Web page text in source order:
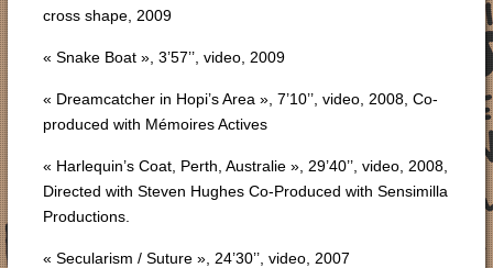
cross shape, 2009
« Snake Boat », 3’57’’, video, 2009
« Dreamcatcher in Hopi’s Area », 7’10’’, video, 2008, Co-
produced with Mémoires Actives
« Harlequin’s Coat, Perth, Australie », 29’40’’, video, 2008,
Directed with Steven Hughes Co-Produced with Sensimilla
Productions.
« Secularism / Suture », 24’30’’, video, 2007